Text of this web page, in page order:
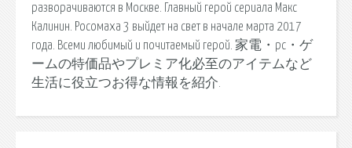
разворачиваются в Москве. Главный герой сериала Макс
Калинин. Росомаха 3 выйдет на свет в начале марта 2017
года. Всеми любимый и почитаемый герой. 家電・pc・ゲ
ームの特価品やプレミア化必至のアイテムなど
生活に役立つお得な情報を紹介.